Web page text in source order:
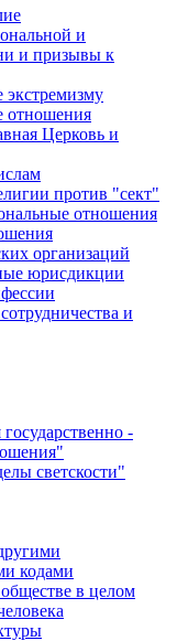
и
и призывы к
экстремизму
отношения
Церковь и
против "сект"
отношения
организаций
юрисдикции
и
-
светскости"
кодами
в целом